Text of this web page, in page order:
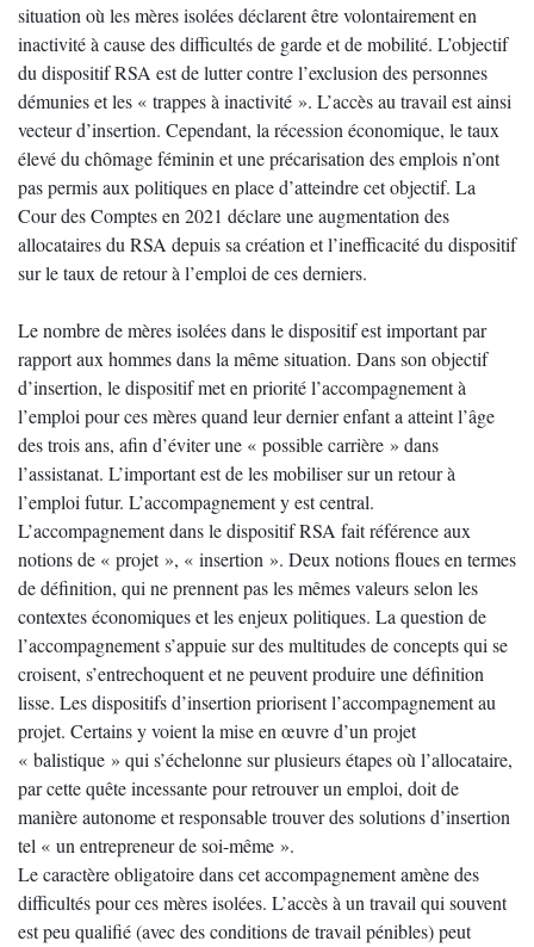
situation où les mères isolées déclarent être volontairement en
inactivité à cause des difficultés de garde et de mobilité. L’objectif
du dispositif RSA est de lutter contre l’exclusion des personnes
démunies et les « trappes à inactivité ». L’accès au travail est ainsi
vecteur d’insertion. Cependant, la récession économique, le taux
élevé du chômage féminin et une précarisation des emplois n’ont
pas permis aux politiques en place d’atteindre cet objectif. La
Cour des Comptes en 2021 déclare une augmentation des
allocataires du RSA depuis sa création et l’inefficacité du dispositif
sur le taux de retour à l’emploi de ces derniers.
Le nombre de mères isolées dans le dispositif est important par
rapport aux hommes dans la même situation. Dans son objectif
d’insertion, le dispositif met en priorité l’accompagnement à
l’emploi pour ces mères quand leur dernier enfant a atteint l’âge
des trois ans, afin d’éviter une « possible carrière » dans
l’assistanat. L’important est de les mobiliser sur un retour à
l’emploi futur. L’accompagnement y est central.
L’accompagnement dans le dispositif RSA fait référence aux
notions de « projet », « insertion ». Deux notions floues en termes
de définition, qui ne prennent pas les mêmes valeurs selon les
contextes économiques et les enjeux politiques. La question de
l’accompagnement s’appuie sur des multitudes de concepts qui se
croisent, s’entrechoquent et ne peuvent produire une définition
lisse. Les dispositifs d’insertion priorisent l’accompagnement au
projet. Certains y voient la mise en œuvre d’un projet
« balistique » qui s’échelonne sur plusieurs étapes où l’allocataire,
par cette quête incessante pour retrouver un emploi, doit de
manière autonome et responsable trouver des solutions d’insertion
tel « un entrepreneur de soi-même ».
Le caractère obligatoire dans cet accompagnement amène des
difficultés pour ces mères isolées. L’accès à un travail qui souvent
est peu qualifié (avec des conditions de travail pénibles) peut